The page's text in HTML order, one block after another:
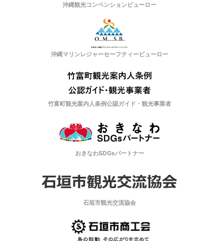
沖縄観光コンベンションビューロー
沖縄マリンレジャーセーフティービューロー
竹富町観光案内人条例公認ガイド・観光事業者
おきなわSDGsパートナー
石垣市観光交流協会